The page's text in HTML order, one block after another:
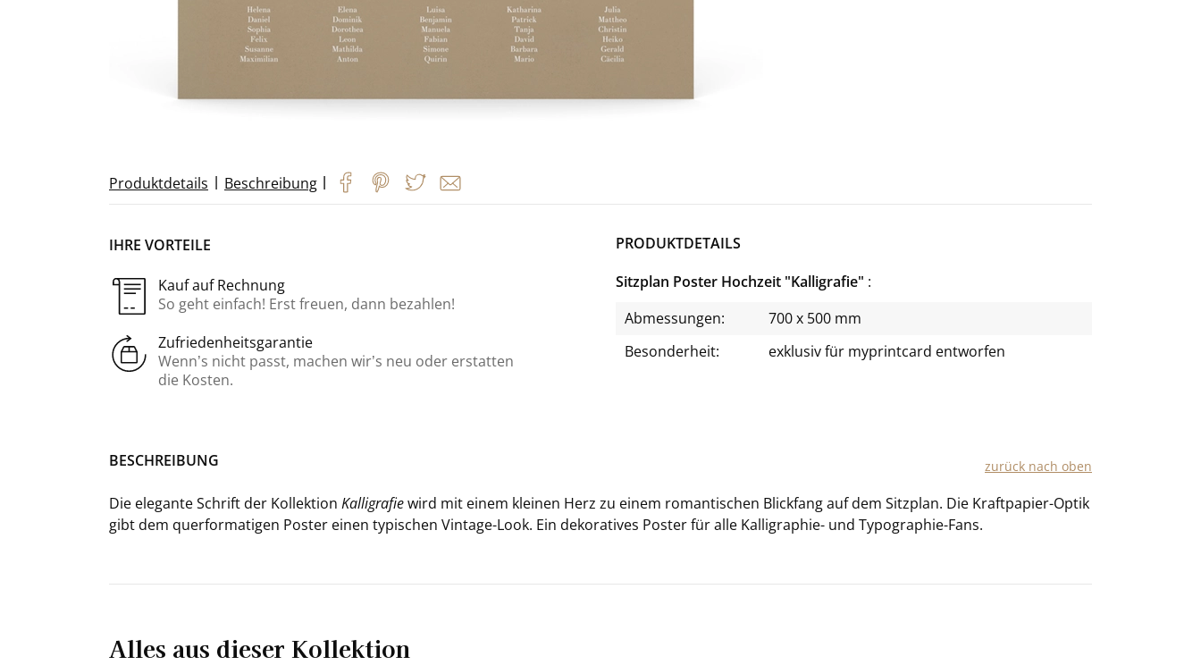
Produktdetails | Beschreibung |
IHRE VORTEILE
Kauf auf Rechnung
So geht einfach! Erst freuen, dann bezahlen!
Zufriedenheitsgarantie
Wenn’s nicht passt, machen wir’s neu oder erstatten
die Kosten.
PRODUKTDETAILS
Sitzplan Poster Hochzeit "Kalligrafie"
Abmessungen:
700 x 500 mm
Besonderheit:
exklusiv für myprintcard entworfen
BE­SCHREI­BUNG zu­rück nach oben
Die ele­gan­te Schrift der Kol­lek­ti­on Kal­li­gra­fiewird mit einem klei­nen Herz zu einem ro­man­ti­schen Blick­fang auf dem Sitz­plan. Die Kraftpapier-​Optik
gibt dem quer­for­ma­ti­gen Pos­ter einen ty­pi­schen Vintage-​Look. Ein de­ko­ra­ti­ves Pos­ter für alle Kalligraphie-​ und Typographie-​Fans.
Alles aus dieser Kollektion